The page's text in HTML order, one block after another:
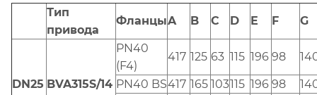
Тип
привода
ФланцыA B C D E F G
DN25 BVA315S/14
PN40
(F4)
417 125 63 115 196 98
PN40 BS417 165 103115 196 98